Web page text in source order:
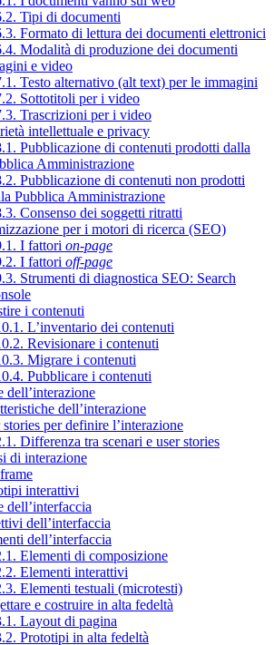
Tipi di documenti
Formato di lettura dei documenti elettronici
Modalità di produzione dei documenti
e video
Testo alternativo (alt text) per le immagini
Sottotitoli per i video
Trascrizioni per i video
intellettuale e privacy
Pubblicazione di contenuti prodotti dalla
Amministrazione
Pubblicazione di contenuti non prodotti
Pubblica Amministrazione
Consenso dei soggetti ritratti
per i motori di ricerca (SEO)
I fattori on-page
I fattori off-page
Strumenti di diagnostica SEO: Search
i contenuti
L’inventario dei contenuti
Revisionare i contenuti
Migrare i contenuti
Pubblicare i contenuti
dell’interazione
dell’interazione
per definire l’interazione
Differenza tra scenari e user stories
di interazione
interattivi
dell’interfaccia
dell’interfaccia
dell’interfaccia
Elementi di composizione
Elementi interattivi
Elementi testuali (microtesti)
e costruire in alta fedeltà
Layout di pagina
Prototipi in alta fedeltà